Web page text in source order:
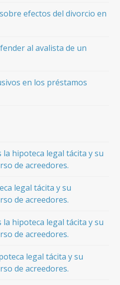
efectos del divorcio en
al avalista de un
en los préstamos
la hipoteca legal tácita y su
de acreedores.
legal tácita y su
de acreedores.
la hipoteca legal tácita y su
de acreedores.
legal tácita y su
de acreedores.